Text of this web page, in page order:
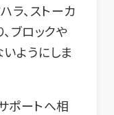
ラ、ストーカ
ブロックや
ようにしま
ポートへ相